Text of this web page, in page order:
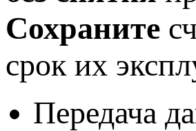
Сохраните
срок их
Передача